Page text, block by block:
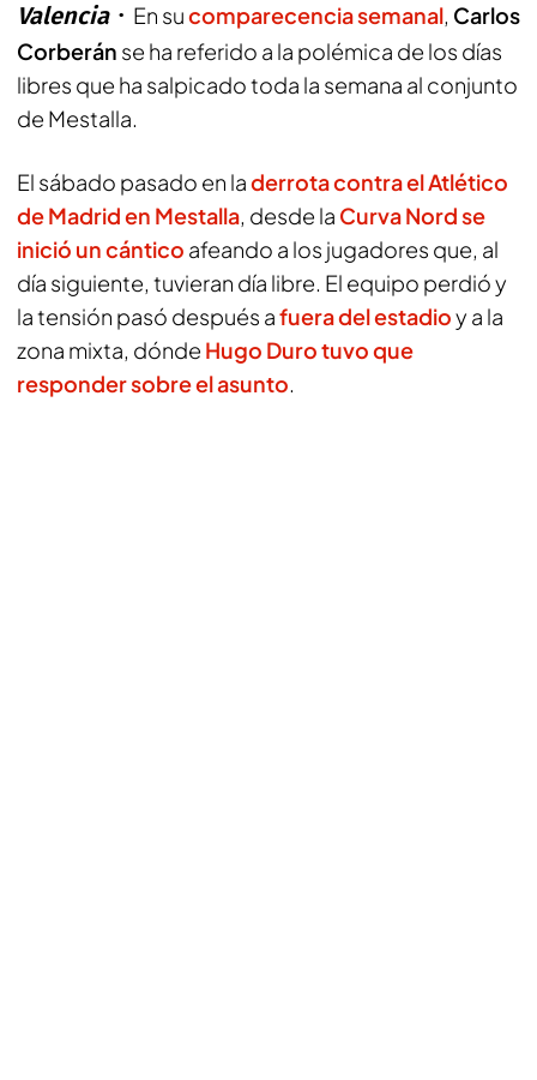
Valencia En sucomparecencia semanal, Carlos
Corberán se ha referido a la polémica de los días
libres que ha salpicado toda la semana al conjunto
de Mestalla.
El sábado pasado en laderrota contra el Atlético
de Madrid en Mestalla, desde la Curva Nord se
inició un cántico afeando a los jugadores que, al
día siguiente, tuvieran día libre. El equipo perdió y
la tensión pasó después afuera del estadioy a la
zona mixta, dónde Hugo Duro tuvo que
responder sobre el asunto.